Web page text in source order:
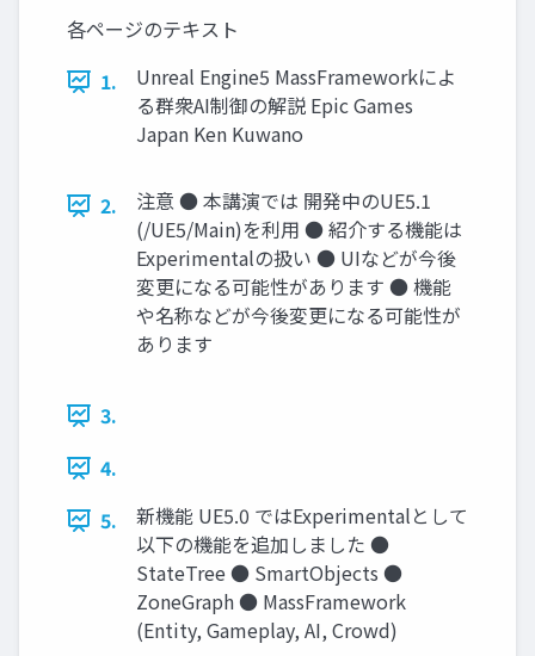
各ページのテキスト
1.
Unreal Engine5 MassFrameworkによ
る群衆AI制御の解説 Epic Games
Japan Ken Kuwano
2.
注意 ● 本講演では 開発中のUE5.1
(/UE5/Main)を利用 ● 紹介する機能は
Experimentalの扱い ● UIなどが今後
変更になる可能性があります ● 機能
や名称などが今後変更になる可能性が
あります
3.
4.
5.
新機能 UE5.0 ではExperimentalとして
以下の機能を追加しました ●
StateTree ● SmartObjects ●
ZoneGraph ● MassFramework
(Entity, Gameplay, AI, Crowd)